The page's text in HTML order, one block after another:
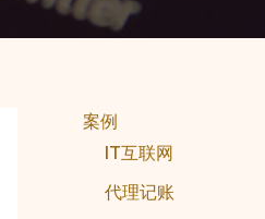
案例
IT互联网
代理记账